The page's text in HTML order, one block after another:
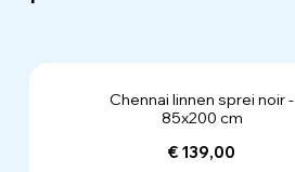
Chennai linnen sprei noir -
85x200 cm
€ 139,00